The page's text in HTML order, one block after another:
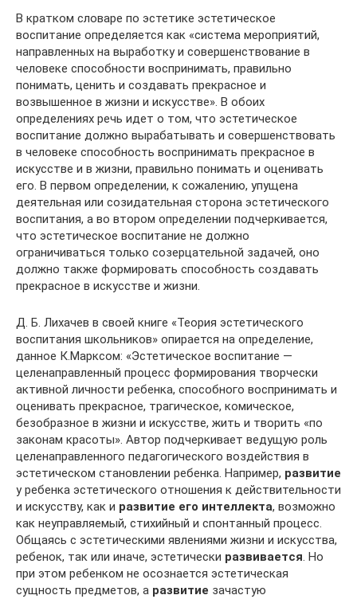
В кратком словаре по эстетике эстетическое
воспитание определяется как «система мероприятий,
направленных на выработку и совершенствование в
человеке способности воспринимать, правильно
понимать, ценить и создавать прекрасное и
возвышенное в жизни и искусстве». В обоих
определениях речь идет о том, что эстетическое
воспитание должно вырабатывать и совершенствовать
в человеке способность воспринимать прекрасное в
искусстве и в жизни, правильно понимать и оценивать
его. В первом определении, к сожалению, упущена
деятельная или созидательная сторона эстетического
воспитания, а во втором определении подчеркивается,
что эстетическое воспитание не должно
ограничиваться только созерцательной задачей, оно
должно также формировать способность создавать
прекрасное в искусстве и жизни.
Д. Б. Лихачев в своей книге «Теория эстетического
воспитания школьников» опирается на определение,
данное К.Марксом: «Эстетическое воспитание —
целенаправленный процесс формирования творчески
активной личности ребенка, способного воспринимать и
оценивать прекрасное, трагическое, комическое,
безобразное в жизни и искусстве, жить и творить «по
законам красоты». Автор подчеркивает ведущую роль
целенаправленного педагогического воздействия в
эстетическом становлении ребенка. Например, развитие
у ребенка эстетического отношения к действительности
и искусству, как и развитие его интеллекта, возможно
как неуправляемый, стихийный и спонтанный процесс.
Общаясь с эстетическими явлениями жизни и искусства,
ребенок, так или иначе, эстетически развивается. Но
при этом ребенком не осознается эстетическая
сущность предметов, а развитие зачастую